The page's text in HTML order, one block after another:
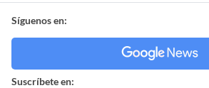
Síguenos en:
Suscríbete en: